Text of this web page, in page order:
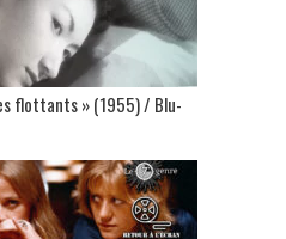
flottants » (1955) / Blu-